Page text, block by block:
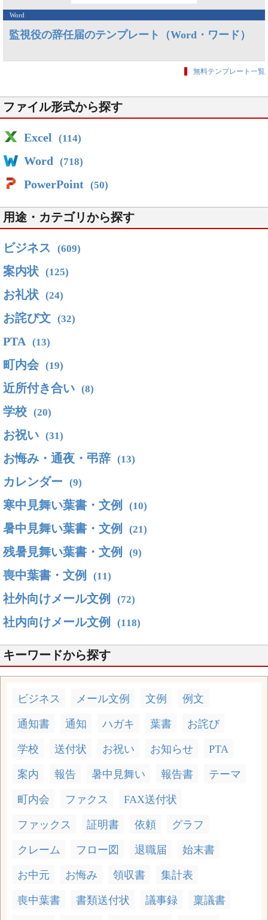
Word
監視役の辞任届のテンプレート（Word・ワード）
無料テンプレート一覧
ファイル形式から探す
Excel (114)
Word (718)
PowerPoint (50)
用途・カテゴリから探す
ビジネス (609)
案内状 (125)
お礼状 (24)
お詫び文 (32)
PTA (13)
町内会 (19)
近所付き合い (8)
学校 (20)
お祝い (31)
お悔み・通夜・弔辞 (13)
カレンダー (9)
寒中見舞い葉書・文例 (10)
暑中見舞い葉書・文例 (21)
残暑見舞い葉書・文例 (9)
喪中葉書・文例 (11)
社外向けメール文例 (72)
社内向けメール文例 (118)
キーワードから探す
ビジネス メール文例 文例 例文
通知書 通知 ハガキ 葉書 お詫び
学校 送付状 お祝い お知らせ PTA
案内 報告 暑中見舞い 報告書 テーマ
町内会 ファクス FAX送付状
ファックス 証明書 依頼 グラフ
クレーム フロー図 退職届 始末書
お中元 お悔み 領収書 集計表
喪中葉書 書類送付状 議事録 稟議書